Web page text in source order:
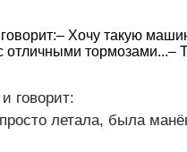
Хочу такую
отличными тормозами...–
говорит:
летала, была